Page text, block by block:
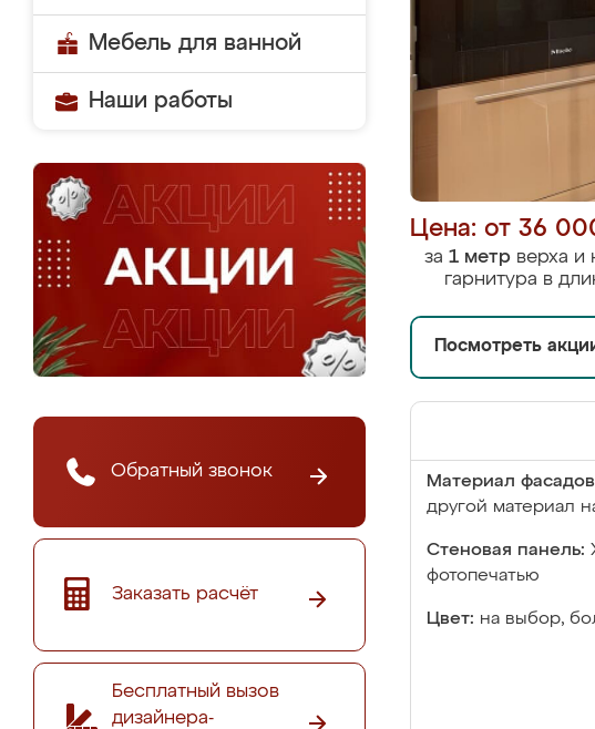
Мебель для ванной
Наши работы
Обратный звонок
Заказать расчёт
Бесплатный вызов
дизайнера-
Цена: от 36
за 1 метр верха и
гарнитура в
Посмотреть
Материал
другой материал
Стеновая панель:
фотопечатью
Цвет: на выбор,